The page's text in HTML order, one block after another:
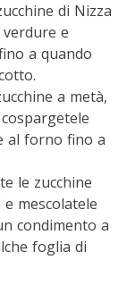
di Nizza
e
a quando
a metà,
al forno fino a
le zucchine
mescolatele
condimento a
foglia di